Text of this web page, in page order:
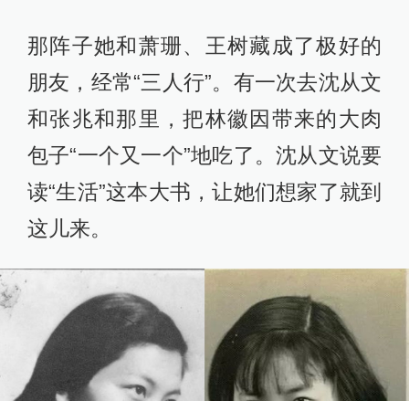
那阵子她和萧珊、王树藏成了极好的
朋友，经常“三人行”。有一次去沈从文
和张兆和那里，把林徽因带来的大肉
包子“一个又一个”地吃了。沈从文说要
读“生活”这本大书，让她们想家了就到
这儿来。